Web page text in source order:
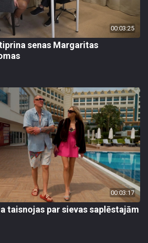
00:03:25
senas Margaritas
00:03:17
taisnojas par sievas saplēstajām